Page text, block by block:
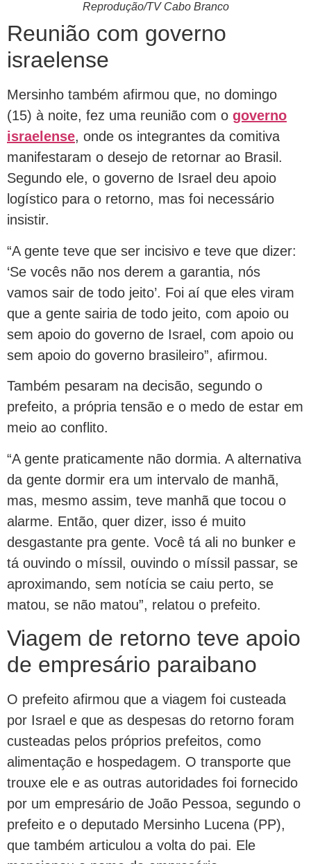
Reprodução/TV Cabo Branco
Reunião com governo
israelense
Mersinho também afirmou que, no domingo
(15) à noite, fez uma reunião com o governo
israelense, onde os integrantes da comitiva
manifestaram o desejo de retornar ao Brasil.
Segundo ele, o governo de Israel deu apoio
logístico para o retorno, mas foi necessário
insistir.
“A gente teve que ser incisivo e teve que dizer:
‘Se vocês não nos derem a garantia, nós
vamos sair de todo jeito’. Foi aí que eles viram
que a gente sairia de todo jeito, com apoio ou
sem apoio do governo de Israel, com apoio ou
sem apoio do governo brasileiro”, afirmou.
Também pesaram na decisão, segundo o
prefeito, a própria tensão e o medo de estar em
meio ao conflito.
“A gente praticamente não dormia. A alternativa
da gente dormir era um intervalo de manhã,
mas, mesmo assim, teve manhã que tocou o
alarme. Então, quer dizer, isso é muito
desgastante pra gente. Você tá ali no bunker e
tá ouvindo o míssil, ouvindo o míssil passar, se
aproximando, sem notícia se caiu perto, se
matou, se não matou”, relatou o prefeito.
Viagem de retorno teve apoio
de empresário paraibano
O prefeito afirmou que a viagem foi custeada
por Israel e que as despesas do retorno foram
custeadas pelos próprios prefeitos, como
alimentação e hospedagem. O transporte que
trouxe ele e as outras autoridades foi fornecido
por um empresário de João Pessoa, segundo o
prefeito e o deputado Mersinho Lucena (PP),
que também articulou a volta do pai. Ele